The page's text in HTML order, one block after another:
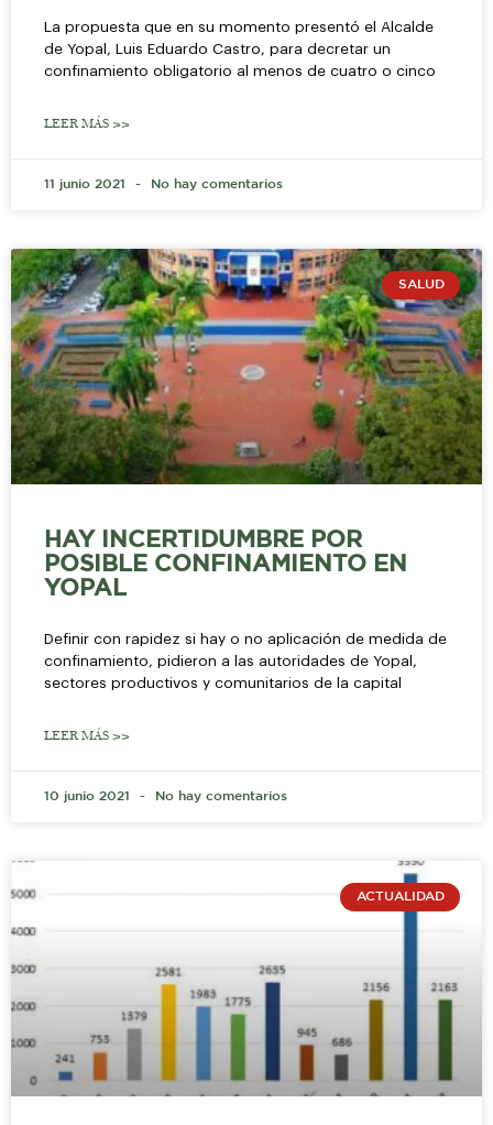
La propuesta que en su momento presentó el Alcalde
de Yopal, Luis Eduardo Castro, para decretar un
confinamiento obligatorio al menos de cuatro o cinco
LEER MÁS >>
11 junio 2021 No hay comentarios
SALUD
HAY INCERTIDUMBRE POR
POSIBLE CONFINAMIENTO EN
YOPAL
Definir con rapidez si hay o no aplicación de medida de
confinamiento, pidieron a las autoridades de Yopal,
sectores productivos y comunitarios de la capital
LEER MÁS >>
10 junio 2021 No hay comentarios
ACTUALIDAD